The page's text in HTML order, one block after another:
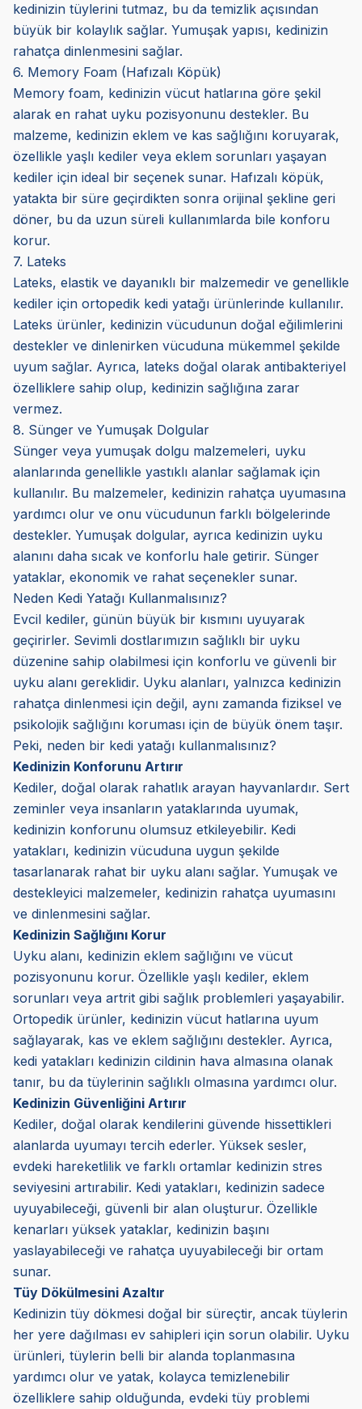
kedinizin tüylerini tutmaz, bu da temizlik açısından
büyük bir kolaylık sağlar. Yumuşak yapısı, kedinizin
rahatça dinlenmesini sağlar.
6. Memory Foam (Hafızalı Köpük)
Memory foam, kedinizin vücut hatlarına göre şekil
alarak en rahat uyku pozisyonunu destekler. Bu
malzeme, kedinizin eklem ve kas sağlığını koruyarak,
özellikle yaşlı kediler veya eklem sorunları yaşayan
kediler için ideal bir seçenek sunar. Hafızalı köpük,
yatakta bir süre geçirdikten sonra orijinal şekline geri
döner, bu da uzun süreli kullanımlarda bile konforu
korur.
7. Lateks
Lateks, elastik ve dayanıklı bir malzemedir ve genellikle
kediler için ortopedik kedi yatağı ürünlerinde kullanılır.
Lateks ürünler, kedinizin vücudunun doğal eğilimlerini
destekler ve dinlenirken vücuduna mükemmel şekilde
uyum sağlar. Ayrıca, lateks doğal olarak antibakteriyel
özelliklere sahip olup, kedinizin sağlığına zarar
vermez.
8. Sünger ve Yumuşak Dolgular
Sünger veya yumuşak dolgu malzemeleri, uyku
alanlarında genellikle yastıklı alanlar sağlamak için
kullanılır. Bu malzemeler, kedinizin rahatça uyumasına
yardımcı olur ve onu vücudunun farklı bölgelerinde
destekler. Yumuşak dolgular, ayrıca kedinizin uyku
alanını daha sıcak ve konforlu hale getirir. Sünger
yataklar, ekonomik ve rahat seçenekler sunar.
Neden Kedi Yatağı Kullanmalısınız?
Evcil kediler, günün büyük bir kısmını uyuyarak
geçirirler. Sevimli dostlarımızın sağlıklı bir uyku
düzenine sahip olabilmesi için konforlu ve güvenli bir
uyku alanı gereklidir. Uyku alanları, yalnızca kedinizin
rahatça dinlenmesi için değil, aynı zamanda fiziksel ve
psikolojik sağlığını koruması için de büyük önem taşır.
Peki, neden bir kedi yatağı kullanmalısınız?
Kedinizin Konforunu Artırır
Kediler, doğal olarak rahatlık arayan hayvanlardır. Sert
zeminler veya insanların yataklarında uyumak,
kedinizin konforunu olumsuz etkileyebilir. Kedi
yatakları, kedinizin vücuduna uygun şekilde
tasarlanarak rahat bir uyku alanı sağlar. Yumuşak ve
destekleyici malzemeler, kedinizin rahatça uyumasını
ve dinlenmesini sağlar.
Kedinizin Sağlığını Korur
Uyku alanı, kedinizin eklem sağlığını ve vücut
pozisyonunu korur. Özellikle yaşlı kediler, eklem
sorunları veya artrit gibi sağlık problemleri yaşayabilir.
Ortopedik ürünler, kedinizin vücut hatlarına uyum
sağlayarak, kas ve eklem sağlığını destekler. Ayrıca,
kedi yatakları kedinizin cildinin hava almasına olanak
tanır, bu da tüylerinin sağlıklı olmasına yardımcı olur.
Kedinizin Güvenliğini Artırır
Kediler, doğal olarak kendilerini güvende hissettikleri
alanlarda uyumayı tercih ederler. Yüksek sesler,
evdeki hareketlilik ve farklı ortamlar kedinizin stres
seviyesini artırabilir. Kedi yatakları, kedinizin sadece
uyuyabileceği, güvenli bir alan oluşturur. Özellikle
kenarları yüksek yataklar, kedinizin başını
yaslayabileceği ve rahatça uyuyabileceği bir ortam
sunar.
Tüy Dökülmesini Azaltır
Kedinizin tüy dökmesi doğal bir süreçtir, ancak tüylerin
her yere dağılması ev sahipleri için sorun olabilir. Uyku
ürünleri, tüylerin belli bir alanda toplanmasına
yardımcı olur ve yatak, kolayca temizlenebilir
özelliklere sahip olduğunda, evdeki tüy problemi